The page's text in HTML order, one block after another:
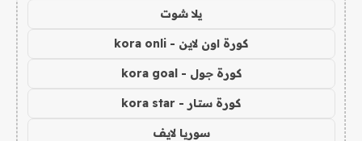
يلا شوت
كورة اون لاين - kora onli
كورة جول - kora goal
كورة ستار - kora star
سوريا لايف